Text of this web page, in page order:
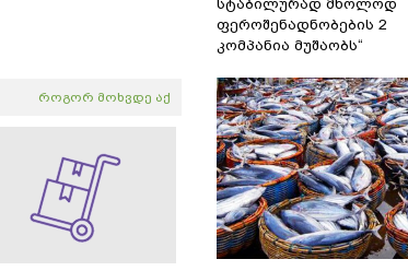
როგორ მოხვდე აქ
სტაბილურად მხოლოდ
ფეროშენადნობების 2
კომპანია მუშაობს“